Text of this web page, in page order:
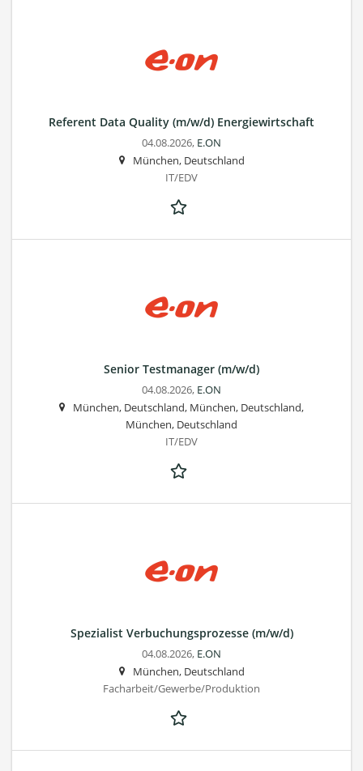
Referent Data Quality (m/w/d) Energiewirtschaft
04.08.2026, E.ON
München, Deutschland
IT/EDV
Senior Testmanager (m/w/d)
04.08.2026, E.ON
München, Deutschland, München, Deutschland,
München, Deutschland
IT/EDV
Spezialist Verbuchungsprozesse (m/w/d)
04.08.2026, E.ON
München, Deutschland
Facharbeit/Gewerbe/Produktion